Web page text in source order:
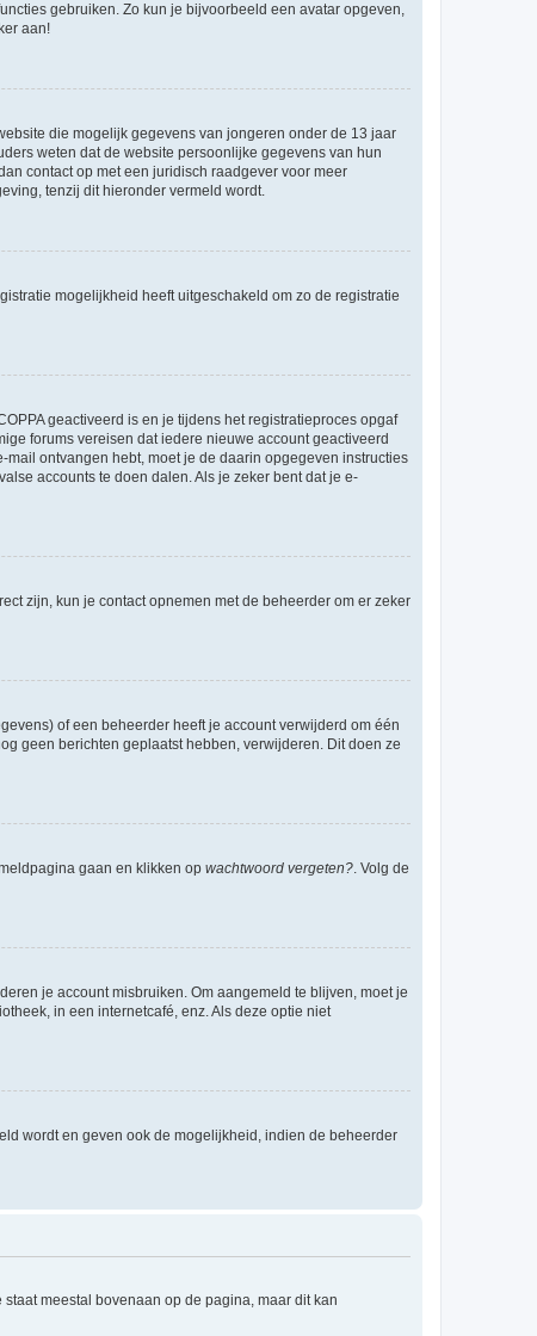
gebruiken. Zo kun je bijvoorbeeld een avatar opgeven,
aan!
die mogelijk gegevens van jongeren onder de 13 jaar
weten dat de website persoonlijke gegevens van hun
contact op met een juridisch raadgever voor meer
tenzij dit hieronder vermeld wordt.
mogelijkheid heeft uitgeschakeld om zo de registratie
geactiveerd is en je tijdens het registratieproces opgaf
forums vereisen dat iedere nieuwe account geactiveerd
ontvangen hebt, moet je de daarin opgegeven instructies
accounts te doen dalen. Als je zeker bent dat je e-
zijn, kun je contact opnemen met de beheerder om er zeker
of een beheerder heeft je account verwijderd om één
geen berichten geplaatst hebben, verwijderen. Dit doen ze
gaan en klikken op wachtwoord vergeten?. Volg de
je account misbruiken. Om aangemeld te blijven, moet je
in een internetcafé, enz. Als deze optie niet
wordt en geven ook de mogelijkheid, indien de beheerder
staat meestal bovenaan op de pagina, maar dit kan